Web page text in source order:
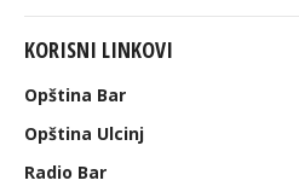
KORISNI LINKOVI
Opština Bar
Opština Ulcinj
Radio Bar